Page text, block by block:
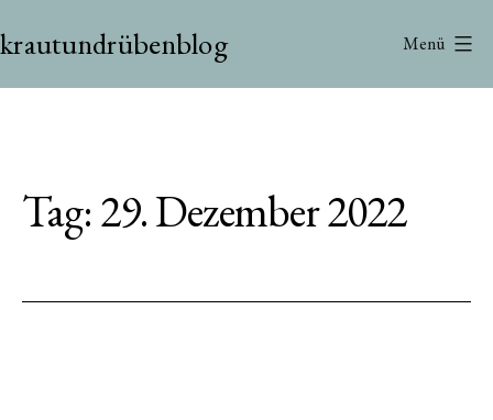
Inhalt
krautundrübenblog Menü
Tag:29. Dezember 2022